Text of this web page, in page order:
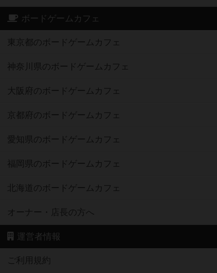
ボードゲームカフェ
東京都のボードゲームカフェ
神奈川県のボードゲームカフェ
大阪府のボードゲームカフェ
京都府のボードゲームカフェ
愛知県のボードゲームカフェ
福岡県のボードゲームカフェ
北海道のボードゲームカフェ
オーナー・店長の方へ
運営者情報
ご利用規約